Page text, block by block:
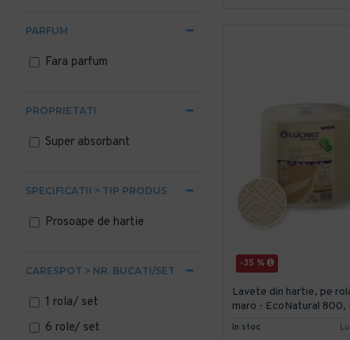
PARFUM
Fara parfum
PROPRIETATI
Super absorbant
SPECIFICATII > TIP PRODUS
Prosoape de hartie
CARESPOT > NR. BUCATI/SET
1 rola/ set
6 role/ set
-35 %
In stoc
Lavete din hartie, pe
maro - EcoNatural 800,